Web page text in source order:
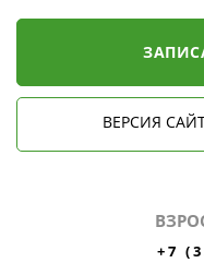
ВЕРСИЯ
+7